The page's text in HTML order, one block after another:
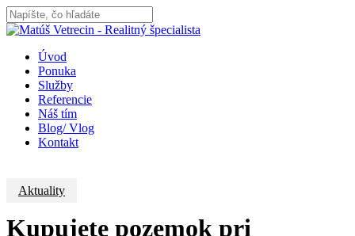
Skip
to
content
Close
Menu
Úvod
Ponuka
Služby
Referencie
Náš tím
Blog/ Vlog
Kontakt
Aktuality
Kupujete pozemok pri